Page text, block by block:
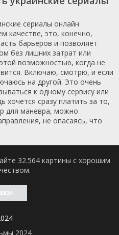
сериалы онлайн
качестве, это, конечно,
барьеров и позволяет
без лишних затрат или
возможностью, когда не
Включаю, смотрю, и если
на другой. Это очень
к одному сервису или
хочется сразу платить за то,
для маневра, можно
не опасаясь, что
32.564 картины с хорошим
2024